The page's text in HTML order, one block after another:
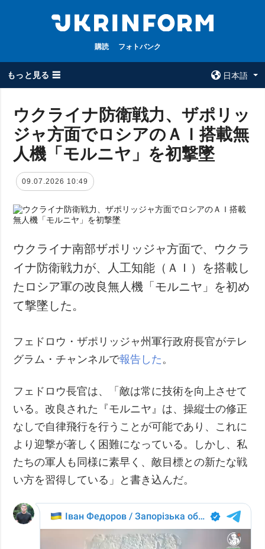
購読 フォトバンク
もっと見る ☰
日本語
全てのトピック
戦争
政治
経済・復興
防衛
社会・文化
スポーツ
犯罪
事故・緊急事態
ウクルインフォ
ルム
ウクルインフォル
特集
インタビュー
動画
購読
フォトバンク
ウクライナ防衛戦力、ザポリッ
ジャ方面でロシアのＡＩ搭載無
人機「モルニヤ」を初撃墜
09.07.2026 10:49
ウクライナ南部ザポリッジャ方面で、ウクラ
イナ防衛戦力が、人工知能（ＡＩ）を搭載し
たロシア軍の改良無人機「モルニヤ」を初め
て撃墜した。
フェドロウ・ザポリッジャ州軍行政府長官がテレ
グラム・チャンネルで報告した 。
フェドロウ長官は、「敵は常に技術を向上させて
いる。改良された『モルニヤ』は、操縦士の修正
なしで自律飛行を行うことが可能であり、これに
より迎撃が著しく困難になっている。しかし、私
たちの軍人も同様に素早く、敵目標との新たな戦
い方を習得している」と書き込んだ。